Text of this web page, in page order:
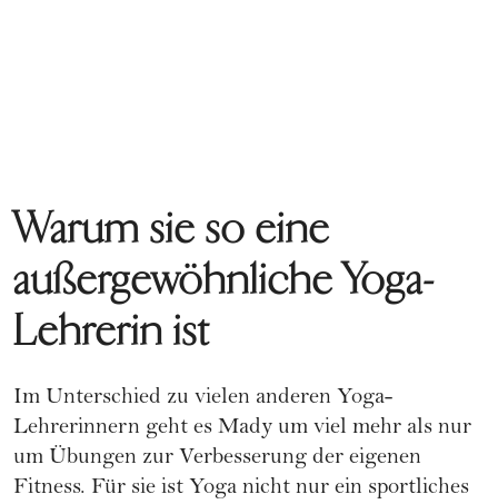
Warum sie so eine
außergewöhnliche Yoga-
Lehrerin ist
Im Unterschied zu vielen anderen Yoga-
Lehrerinnern geht es Mady um viel mehr als nur
um Übungen zur Verbesserung der eigenen
Fitness. Für sie ist Yoga nicht nur ein sportliches